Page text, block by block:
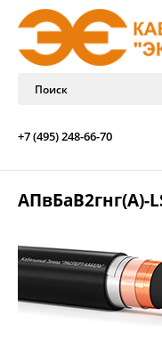
+7 (495) 248-66-70
АПвБаВ2гнг(А)-